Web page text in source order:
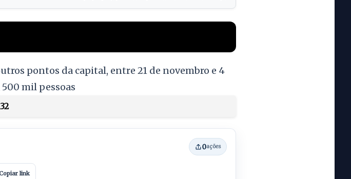
pontos da capital, entre 21 de novembro e 4
mil pessoas
0ações
link